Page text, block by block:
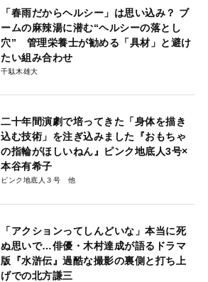
「春雨だからヘルシー」は思い込み？ ブ
ームの麻辣湯に潜む“ヘルシーの落とし
穴” 管理栄養士が勧める「具材」と避け
たい組み合わせ
千駄木雄大
二十年間演劇で培ってきた「身体を描き
込む技術」を注ぎ込みました『おもちゃ
の指輪がほしいねん』ピンク地底人3号×
本谷有希子
ピンク地底人３号
「アクションってしんどいな」本当に死
ぬ思いで…俳優・木村達成が語るドラマ
版『水滸伝』過酷な撮影の裏側と打ち上
げでの北方謙三